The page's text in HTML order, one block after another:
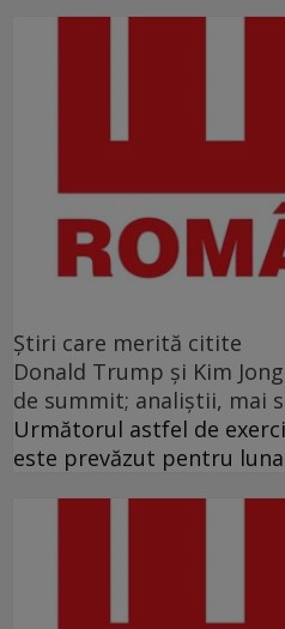
Ştiri care merită citite
Donald Trump şi Kim
de summit; analiştii, mai
Următorul astfel de
este prevăzut pentru